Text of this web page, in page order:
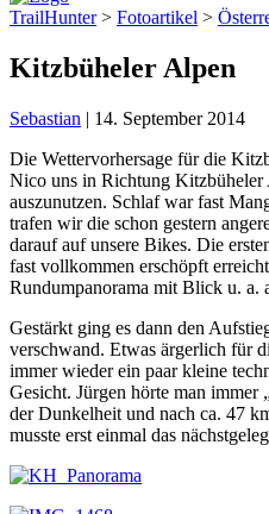
TrailHunter> Fotoartikel >
Kitzbüheler Alpen
Sebastian | 14. September 2014
Die Wettervorhersage für die
Nico uns in Richtung Kitzbüheler
auszunutzen. Schlaf war fast
trafen wir die schon gestern
darauf auf unsere Bikes. Die
fast vollkommen erschöpft
Rundumpanorama mit Blick u. a.
Gestärkt ging es dann den
verschwand. Etwas ärgerlich für
immer wieder ein paar kleine
Gesicht. Jürgen hörte man immer
der Dunkelheit und nach ca. 47
musste erst einmal das